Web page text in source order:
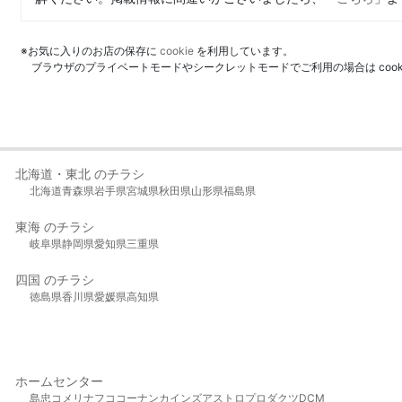
※お気に入りのお店の保存に cookie を利用しています。
ブラウザのプライベートモードやシークレットモードでご利用の場合は
北海道・東北 のチラシ
北海道青森県岩手県宮城県秋田県山形県福島県
東海 のチラシ
岐阜県静岡県愛知県三重県
四国 のチラシ
徳島県香川県愛媛県高知県
ホームセンター
島忠 コメリ ナフコ コーナンカインズアストロプロダクツDCM